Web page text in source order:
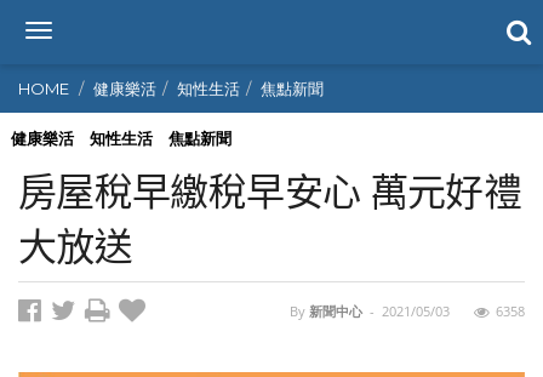
T
g
g
l
n
a
v
g
HOME 健康樂活 知性生活 焦點新聞
健康樂活 知性生活 焦點新聞
房屋稅早繳稅早安心 萬元好禮
大放送
By 新聞中心 - 2021/05/03 6358